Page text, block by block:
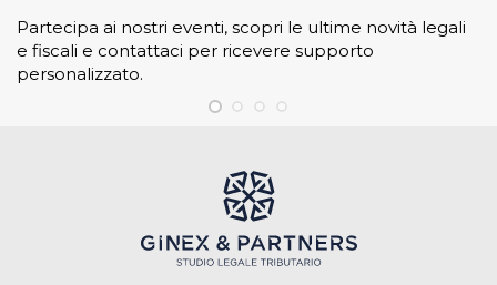
Partecipa ai nostri eventi, scopri le ultime novità legali
e fiscali e contattaci per ricevere supporto
personalizzato.